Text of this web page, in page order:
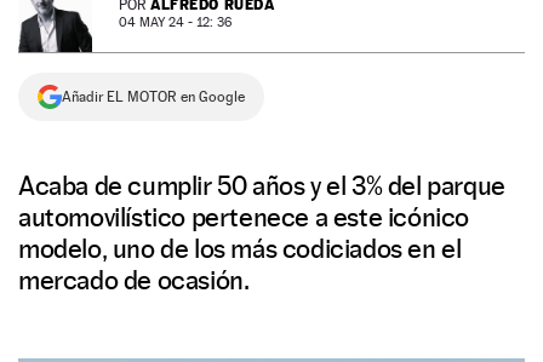
NEWSLETTER
SÍGUENOS
POR ALFREDO RUEDA
04 MAY 24 - 12: 36
Añadir EL MOTOR en Google
Acaba de cumplir 50 años y el 3% del parque
automovilístico pertenece a este icónico
modelo, uno de los más codiciados en el
mercado de ocasión.